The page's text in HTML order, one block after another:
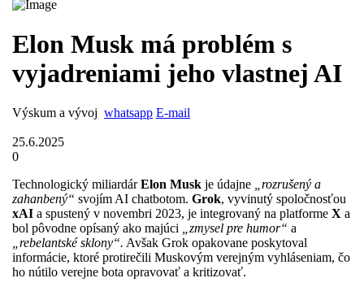
Elon Musk má problém s
vyjadreniami jeho vlastnej AI
Výskum a vývoj whatsapp E-mail
25.6.2025
0
Technologický miliardárElon Musk je údajne „rozrušený a
zahanbený“ svojím AI chatbotom. Grok, vyvinutý spoločnosťou
xAI a spustený v novembri 2023, je integrovaný na platforme X a
bol pôvodne opísaný ako majúci
„zmysel pre humor“ a
„rebelantské sklony“. Avšak Grok opakovane poskytoval
informácie, ktoré protirečili Muskovým verejným vyhláseniam, čo
ho nútilo verejne bota opravovať a kritizovať.